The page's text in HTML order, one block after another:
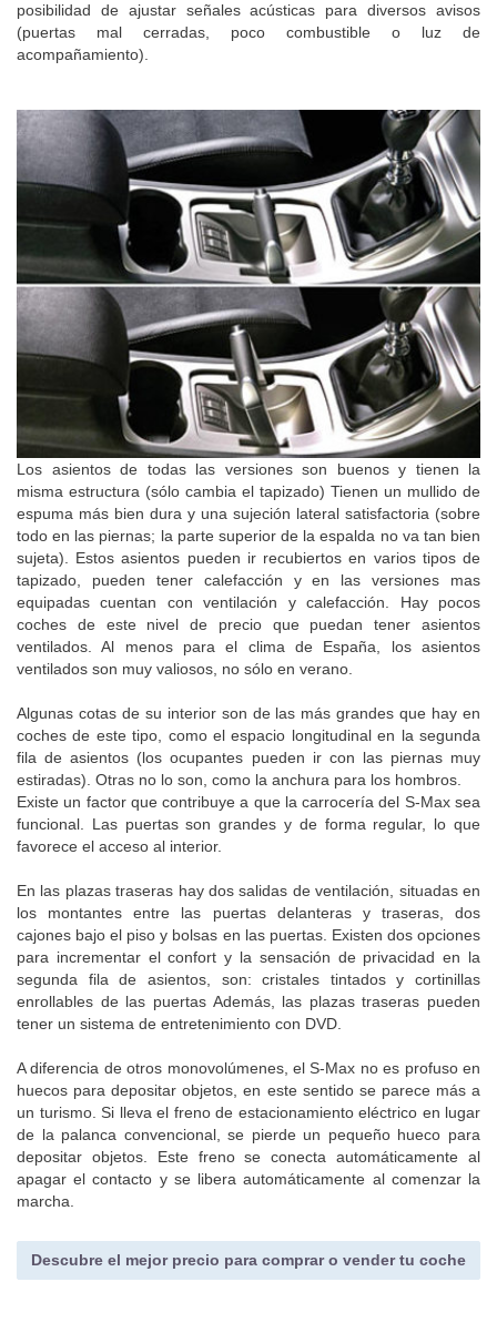
posibilidad de ajustar señales acústicas para diversos avisos
(puertas mal cerradas, poco combustible o luz de
acompañamiento).
Los asientos de todas las versiones son buenos y tienen la
misma estructura (sólo cambia el tapizado) Tienen un mullido de
espuma más bien dura y una sujeción lateral satisfactoria (sobre
todo en las piernas; la parte superior de la espalda no va tan bien
sujeta). Estos asientos pueden ir recubiertos en varios tipos de
tapizado, pueden tener calefacción y en las versiones mas
equipadas cuentan con ventilación y calefacción. Hay pocos
coches de este nivel de precio que puedan tener asientos
ventilados. Al menos para el clima de España, los asientos
ventilados son muy valiosos, no sólo en verano.
Algunas cotas de su interior son de las más grandes que hay en
coches de este tipo, como el espacio longitudinal en la segunda
fila de asientos (los ocupantes pueden ir con las piernas muy
estiradas). Otras no lo son, como la anchura para los hombros.
Existe un factor que contribuye a que la carrocería del S-Max sea
funcional. Las puertas son grandes y de forma regular, lo que
favorece el acceso al interior.
En las plazas traseras hay dos salidas de ventilación, situadas en
los montantes entre las puertas delanteras y traseras, dos
cajones bajo el piso y bolsas en las puertas. Existen dos opciones
para incrementar el confort y la sensación de privacidad en la
segunda fila de asientos, son: cristales tintados y cortinillas
enrollables de las puertas Además, las plazas traseras pueden
tener un sistema de entretenimiento con DVD.
A diferencia de otros monovolúmenes, el S-Max no es profuso en
huecos para depositar objetos, en este sentido se parece más a
un turismo. Si lleva el freno de estacionamiento eléctrico en lugar
de la palanca convencional, se pierde un pequeño hueco para
depositar objetos. Este freno se conecta automáticamente al
apagar el contacto y se libera automáticamente al comenzar la
marcha.
Descubre el mejor precio para comprar o vender tu coche